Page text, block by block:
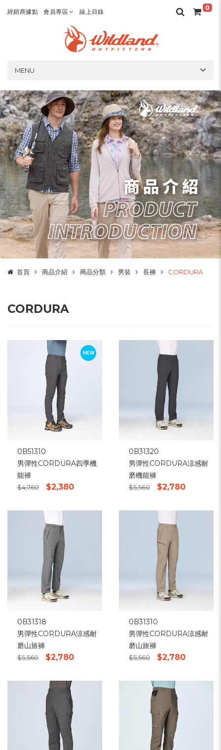
經銷商據點 會員專區 線上目錄
0
MENU
首頁 商品介紹 商品分類 男裝 長褲 CORDURA
CORDURA
NEW
0B51310
男彈性CORDURA四季機
能褲
$4,760 $2,380
0B31320
男彈性CORDURA涼感耐
磨機能褲
$5,560 $2,780
0B31318
男彈性CORDURA涼感耐
磨山旅褲
$5,560 $2,780
0B31310
男彈性CORDURA涼感耐
磨山旅褲
$5,560 $2,780